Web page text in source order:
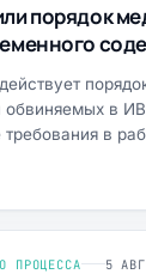
порядок
обвиняемых в
в
ПРОЦЕССА 5